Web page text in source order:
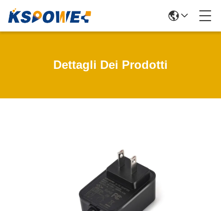
Dettagli Dei Prodotti